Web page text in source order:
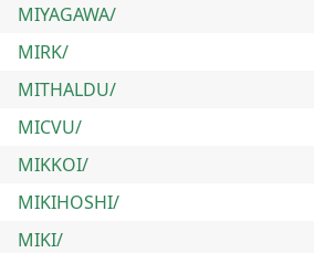
MIYAGAWA/
MIRK/
MITHALDU/
MICVU/
MIKKOI/
MIKIHOSHI/
MIKI/